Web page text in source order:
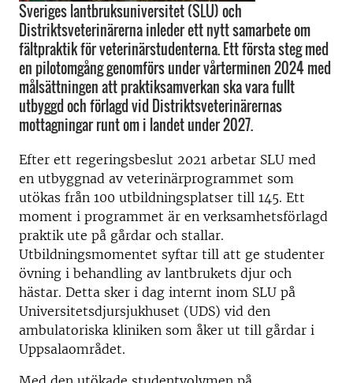
Sveriges lantbruksuniversitet (SLU) och
Distriktsveterinärerna inleder ett nytt samarbete om
fältpraktik för veterinärstudenterna. Ett första steg med
en pilotomgång genomförs under vårterminen 2024 med
målsättningen att praktiksamverkan ska vara fullt
utbyggd och förlagd vid Distriktsveterinärernas
mottagningar runt om i landet under 2027.
Efter ett regeringsbeslut 2021 arbetar SLU med
en utbyggnad av veterinärprogrammet som
utökas från 100 utbildningsplatser till 145. Ett
moment i programmet är en verksamhetsförlagd
praktik ute på gårdar och stallar.
Utbildningsmomentet syftar till att ge studenter
övning i behandling av lantbrukets djur och
hästar. Detta sker i dag internt inom SLU på
Universitetsdjursjukhuset (UDS) vid den
ambulatoriska kliniken som åker ut till gårdar i
Uppsalaområdet.